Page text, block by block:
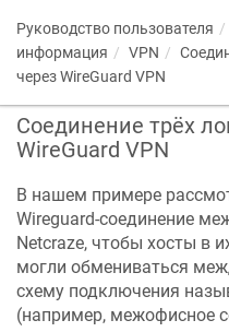
Руководство пользователя
информация
VPN
через WireGuard VPN
Соединение трёх
WireGuard VPN
В нашем примере
Wireguard-соединение
Netcraze, чтобы хосты в
могли обмениваться
схему подключения
(например, межофисное